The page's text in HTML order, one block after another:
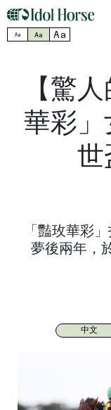
Aa Aa Aa
【驚
華彩
「豔玫華彩
夢後兩年，
中文